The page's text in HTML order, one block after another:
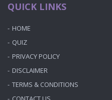
QUICK LINKS
HOME
QUIZ
PRIVACY POLICY
DISCLAIMER
TERMS & CONDITIONS